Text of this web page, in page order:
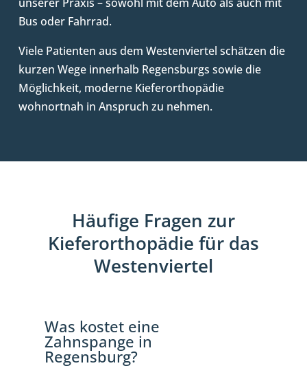
unserer Praxis – sowohl mit dem Auto als auch mit
Bus oder Fahrrad.
Viele Patienten aus dem Westenviertel schätzen die
kurzen Wege innerhalb Regensburgs sowie die
Möglichkeit, moderne Kieferorthopädie
wohnortnah in Anspruch zu nehmen.
Häufige Fragen zur
Kieferorthopädie für das
Westenviertel
Was kostet eine
Zahnspange in
Regensburg?